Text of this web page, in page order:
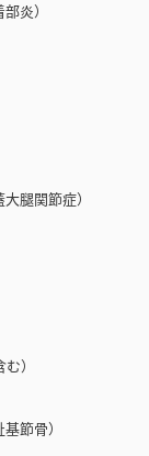
炎）
腿関節症）
）
節骨）